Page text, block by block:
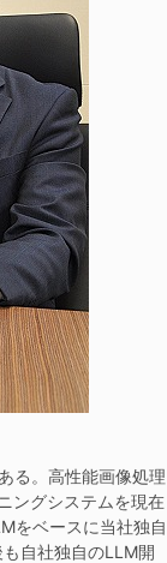
る。高性能画像処理
ングシステムを現在
をベースに当社独自
自社独自のLLM開